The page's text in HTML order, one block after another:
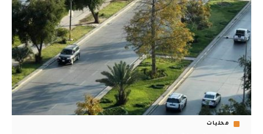
محليات